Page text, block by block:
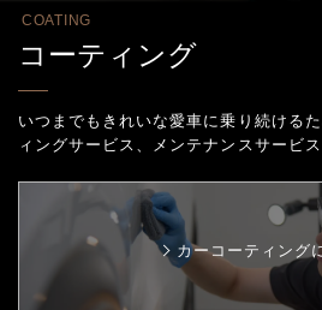
COATING
コーティング
いつまでもきれいな愛車に乗り続ける
ィングサービス、
メンテナンスサービ
カーコーティング